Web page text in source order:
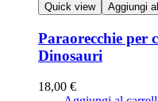
Quick view Aggiungi
Paraorecchie per
Dinosauri
18,00 €